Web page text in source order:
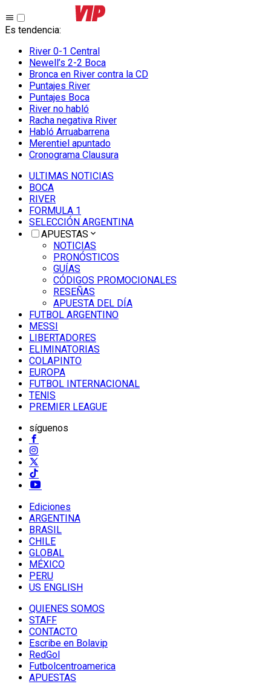
Es tendencia:
River 0-1 Central
Newell’s 2-2 Boca
Bronca en River contra la CD
Puntajes River
Puntajes Boca
River no habló
Racha negativa River
Habló Arruabarrena
Merentiel apuntado
Cronograma Clausura
ULTIMAS NOTICIAS
BOCA
RIVER
FORMULA 1
SELECCIÓN ARGENTINA
APUESTAS
NOTICIAS
PRONÓSTICOS
GUÍAS
CÓDIGOS PROMOCIONALES
RESEÑAS
APUESTA DEL DÍA
FUTBOL ARGENTINO
MESSI
LIBERTADORES
ELIMINATORIAS
COLAPINTO
EUROPA
FUTBOL INTERNACIONAL
TENIS
PREMIER LEAGUE
síguenos
Ediciones
ARGENTINA
BRASIL
CHILE
GLOBAL
MÉXICO
PERU
US ENGLISH
QUIENES SOMOS
STAFF
CONTACTO
Escribe en Bolavip
RedGol
Futbolcentroamerica
APUESTAS